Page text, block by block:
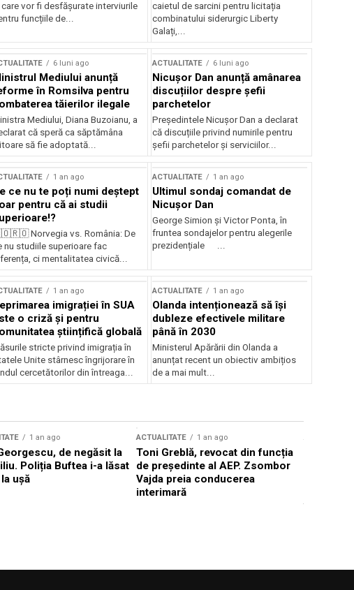
care vor fi desfășurate interviurile
funcțiile de...
caietul de sarcini pentru licitația
combinatului siderurgic Liberty
Galați,...
6 luni ago
Mediului anunță
în Romsilva pentru
tăierilor ilegale
Mediului, Diana Buzoianu, a
că speră ca săptămâna
să fie adoptată...
ACTUALITATE 6 luni ago
Nicușor Dan anunță amânarea
discuțiilor despre șefii
parchetelor
Președintele Nicușor Dan a declarat
că discuțiile privind numirile pentru
șefii parchetelor și serviciilor...
1 an ago
ce nu te poți numi deștept
pentru că ai studii
Norvegia vs. România: De
nu studiile superioare fac
ci mentalitatea civică...
ACTUALITATE 1 an ago
Ultimul sondaj comandat de
Nicușor Dan
George Simion și Victor Ponta, în
fruntea sondajelor pentru alegerile
prezidențiale ...
1 an ago
imigrației în SUA
o criză și pentru
științifică globală
stricte privind imigrația în
Unite stârnesc îngrijorare în
cercetătorilor din întreaga...
ACTUALITATE 1 an ago
Olanda intenționează să își
dubleze efectivele militare
până în 2030
Ministerul Apărării din Olanda a
anunțat recent un obiectiv ambițios
de a mai mult...
1 an ago
de negăsit la
Poliția Buftea i-a lăsat
ușă
ACTUALITATE 1 an ago
Toni Greblă, revocat din funcția
de președinte al AEP. Zsombor
Vajda preia conducerea
interimară